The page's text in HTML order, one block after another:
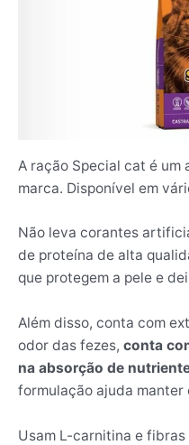
A ração Special cat é um
marca. Disponível em
Não leva corantes
de proteína de alta
que protegem a pele e
Além disso, conta com
odor das fezes, conta
na absorção de
formulação ajuda manter
Usam L-carnitina e